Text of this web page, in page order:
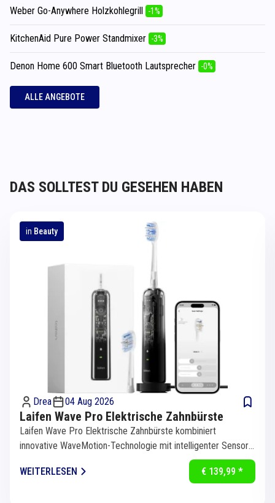
Weber Go-Anywhere Holzkohlegrill -1%
KitchenAid Pure Power Standmixer -3%
Denon Home 600 Smart Bluetooth Lautsprecher -0%
ALLE ANGEBOTE
DAS SOLLTEST DU GESEHEN HABEN
in Beauty
Drea 04 Aug 2026
Laifen Wave Pro Elektrische Zahnbürste
Laifen Wave Pro Elektrische Zahnbürste kombiniert
innovative WaveMotion-Technologie mit intelligenter Sensorik
WEITERLESEN
€ 139,99 *